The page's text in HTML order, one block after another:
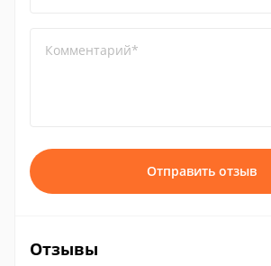
Комментарий*
Отправить отзыв
Отзывы